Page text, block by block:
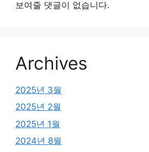
보여줄 댓글이 없습니다.
Archives
2025년 3월
2025년 2월
2025년 1월
2024년 8월